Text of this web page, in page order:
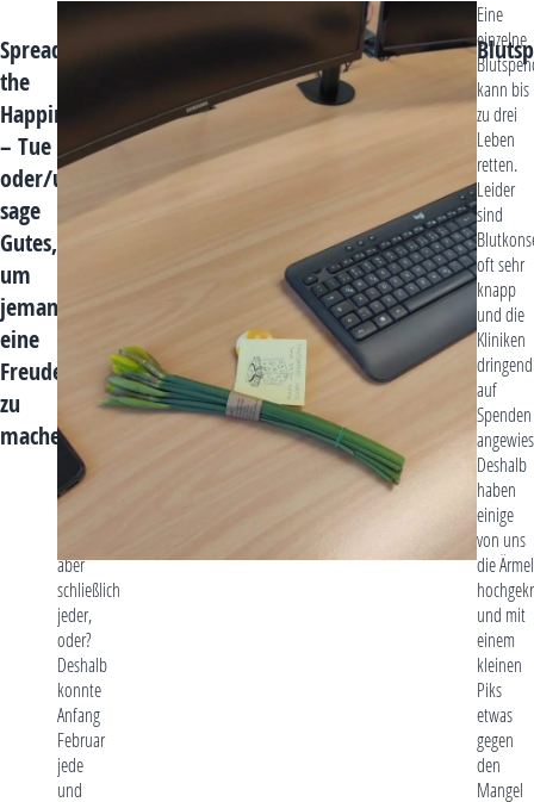
Spread
the
Happiness
– Tue
oder/und
sage
Gutes,
um
jemandem
eine
Freude
zu
machen
Möglicherweise
es
uns
unserer
oder
liebe
Worte
freut
aber
schließlich
jeder,
oder?
Deshalb
konnte
Anfang
Februar
jede
und
Eine
einzelne
kann bis
zu drei
Leben
retten.
Leider
sind
oft sehr
knapp
und die
Kliniken
dringend
auf
Spenden
Deshalb
haben
einige
von uns
die Ärmel
und mit
einem
kleinen
Piks
etwas
gegen
den
Mangel